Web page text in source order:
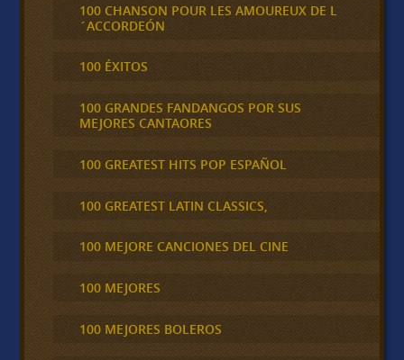
100 CHANSON POUR LES AMOUREUX DE L
´ACCORDEÓN
100 ÉXITOS
100 GRANDES FANDANGOS POR SUS
MEJORES CANTAORES
100 GREATEST HITS POP ESPAÑOL
100 GREATEST LATIN CLASSICS,
100 MEJORE CANCIONES DEL CINE
100 MEJORES
100 MEJORES BOLEROS